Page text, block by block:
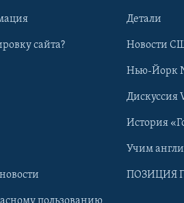
сайта?
Детали
Новости
Нью-Йорк
Дискуссия
История
Учим
ПОЗИЦИЯ